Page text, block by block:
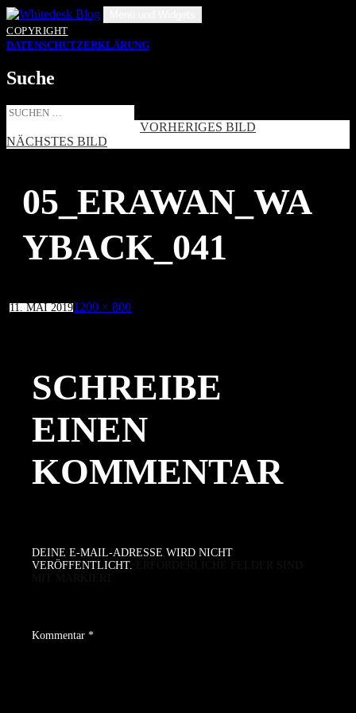
Zum
Inhalt
springen
COPYRIGHT
DATENSCHUTZERKLÄRUNG
Suche
Suche
VORHERIGES BILD
NÄCHSTES BILD
05_ERAWAN_WA
YBACK_041
Veröffentlicht
am
11. MAI 2019Volle
1200 × 800
SCHREIBE
EINEN
KOMMENTAR
DEINE E-MAIL-ADRESSE WIRD NICHT
VERÖFFENTLICHT.
Kommentar *